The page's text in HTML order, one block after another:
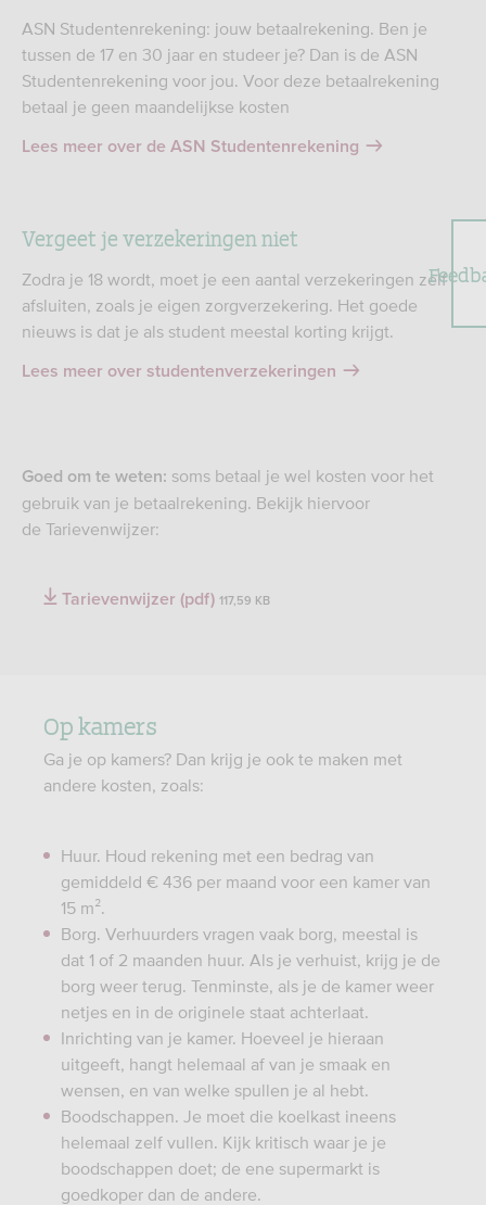
ASN Studentenrekening: jouw betaalrekening. Ben je
tussen de 17 en 30 jaar en studeer je? Dan is de ASN
Studentenrekening voor jou. Voor deze betaalrekening
betaal je geen maandelijkse kosten
Lees meer over de ASN Studentenrekening
Vergeet je verzekeringen niet
Zodra je 18 wordt, moet je een aantal verzekeringen zelf
afsluiten, zoals je eigen zorgverzekering. Het goede
nieuws is dat je als student meestal korting krijgt.
Lees meer over studentenverzekeringen
Goed om te weten: soms betaal je wel kosten voor het
gebruik van je betaalrekening. Bekijk hiervoor
de Tarievenwijzer:
Tarievenwijzer (pdf) 117,59 KB
Op kamers
Ga je op kamers? Dan krijg je ook te maken met
andere kosten, zoals:
Huur. Houd rekening met een bedrag van
gemiddeld € 436 per maand voor een kamer van
15 m².
Borg. Verhuurders vragen vaak borg, meestal is
dat 1 of 2 maanden huur. Als je verhuist, krijg je de
borg weer terug. Tenminste, als je de kamer weer
netjes en in de originele staat achterlaat.
Inrichting van je kamer. Hoeveel je hieraan
uitgeeft, hangt helemaal af van je smaak en
wensen, en van welke spullen je al hebt.
Boodschappen. Je moet die koelkast ineens
helemaal zelf vullen. Kijk kritisch waar je je
boodschappen doet; de ene supermarkt is
goedkoper dan de andere.